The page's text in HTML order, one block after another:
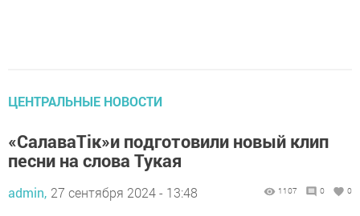
ЦЕНТРАЛЬНЫЕ НОВОСТИ
«СалаваТік»и подготовили новый клип
песни на слова Тукая
admin, 27 сентября 2024 - 13:48 1107 0 0